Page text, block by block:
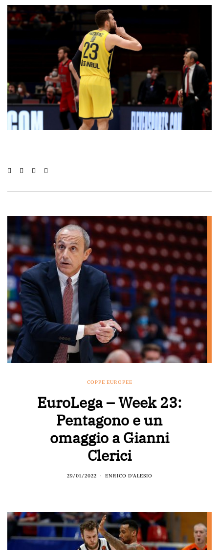
COPPE EUROPEE
EuroLega – Week 23:
Pentagono e un
omaggio a Gianni
Clerici
29/01/2022 ENRICO D'ALESIO